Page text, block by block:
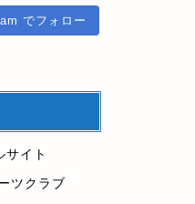
でフォロー
イト
ツクラブ